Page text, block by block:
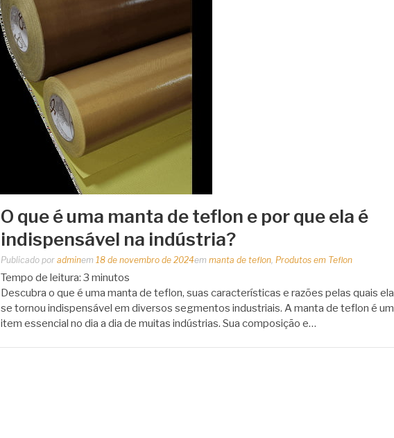
O que é uma manta de teflon e por que ela é
indispensável na indústria?
Publicado por adminem 18 de novembro de 2024em manta de teflon, Produtos em Teflon
Tempo de leitura: 3 minutos
Descubra o que é uma manta de teflon, suas características e razões pelas quais ela
se tornou indispensável em diversos segmentos industriais. A manta de teflon é um
item essencial no dia a dia de muitas indústrias. Sua composição e…